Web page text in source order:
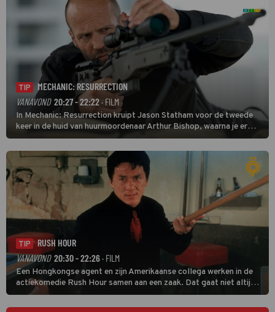
TIP
MECHANIC: RESURRECTION
VANAVOND 20:27 - 22:22· FILM
In Mechanic: Resurrection kruipt Jason Statham voor de tweede
keer in de huid van huurmoordenaar Arthur Bishop, waarna je er
donder op kunt zeggen dat er van Bishops geplande pensioen niet
veel terechtkomt.
TIP
RUSH HOUR
VANAVOND 20:30 - 22:26 · FILM
Een Hongkongse agent en zijn Amerikaanse collega werken in de
actiekomedie Rush Hour samen aan een zaak. Dat gaat niet altijd
van een leien dakje.